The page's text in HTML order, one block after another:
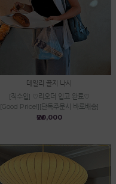
데일리 골지 나시
[직수입] ♡리오더 입고 완료♡
[Good Price!][단독주문시 바로배송]
₩20,000